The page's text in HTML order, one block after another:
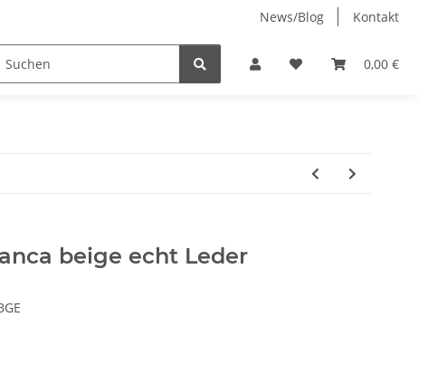
News/Blog Kontakt
0,00 €
Jenny-Bell (made in Germany)
beige echt Leder